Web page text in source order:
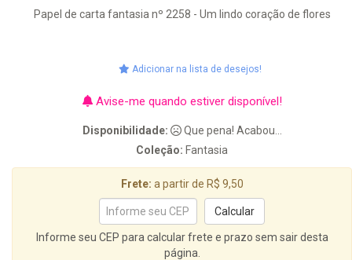
Papel de carta fantasia nº 2258 - Um lindo coração de flores
Adicionar na lista de desejos!
Avise-me quando estiver disponível!
Disponibilidade:
Que pena! Acabou...
Coleção: Fantasia
Frete: a partir de R$ 9,50
Informe seu CEP para calcular frete e prazo sem sair desta
página.